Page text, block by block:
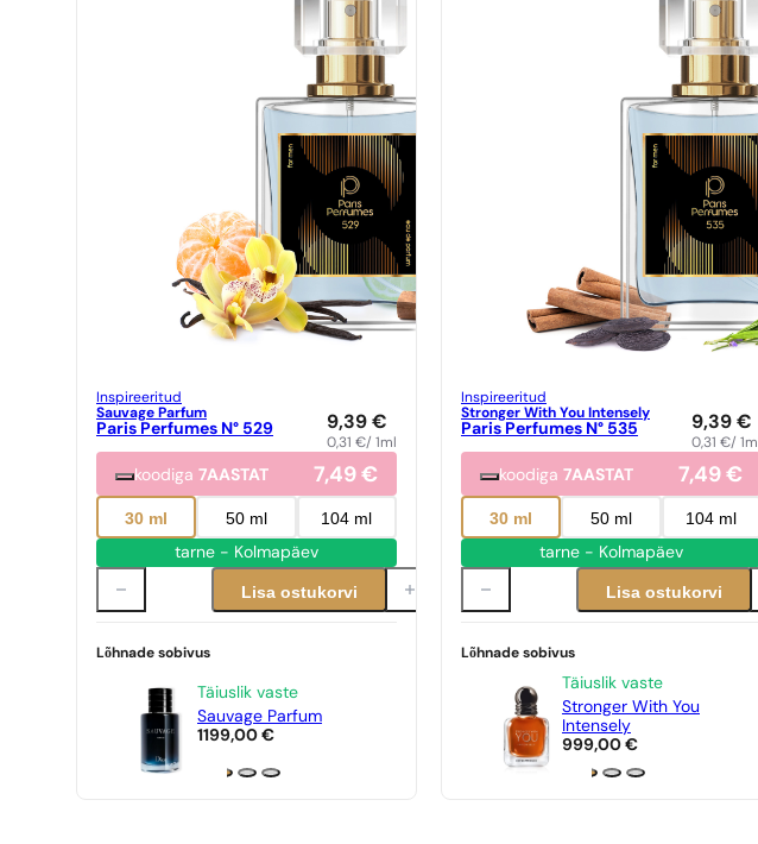
Inspireeritud
Sauvage Parfum
Paris Perfumes N° 529 9,39 €
0,31 €/ 1ml
koodiga 7AASTAT 7,49 €
30 ml 50 ml 104 ml
tarne - Kolmapäev
Lisa ostukorvi
Lõhnade sobivus
Täiuslik vaste
Sauvage Parfum
1199,00 €
Inspireeritud
Stronger With You Intensely
Paris Perfumes N° 535 9,39 €
0,31 €/ 1ml
koodiga 7AASTAT 7,49 €
30 ml 50 ml 104 ml
tarne - Kolmapäev
Lisa ostukorvi
Lõhnade sobivus
Täiuslik vaste
Stronger With You
Intensely
999,00 €